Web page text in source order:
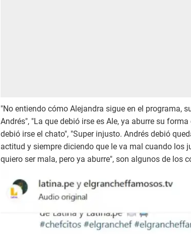
"No entiendo cómo Alejandra sigue en el programa,
Andrés", "La que debió irse es Ale, ya aburre su
debió irse el chato", "Super injusto. Andrés debió
actitud y siempre diciendo que le va mal cuando los
quiero ser mala, pero ya aburre", son algunos de los